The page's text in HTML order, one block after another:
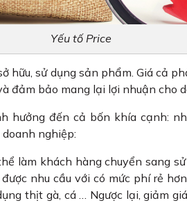
Yếu tố Price
hữu, sử dụng sản phẩm. Giá cả
đảm bảo mang lại lợi nhuận cho
hưởng đến cả bốn khía cạnh:
nghiệp:
làm khách hàng chuyển sang
nhu cầu với có mức phí rẻ
thịt gà, cá … Ngược lại, giảm